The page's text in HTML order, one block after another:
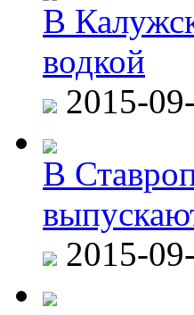
В
водкой
2015-
В
2015-